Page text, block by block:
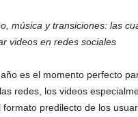
música y transiciones: las
videos en redes sociales
es el momento perfecto
redes, los videos
formato predilecto de los